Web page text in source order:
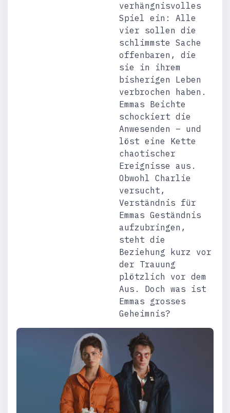
verhängnisvolles
Spiel ein: Alle
vier sollen die
schlimmste Sache
offenbaren, die
sie in ihrem
bisherigen Leben
verbrochen haben.
Emmas Beichte
schockiert die
Anwesenden – und
löst eine Kette
chaotischer
Ereignisse aus.
Obwohl Charlie
versucht,
Verständnis für
Emmas Geständnis
aufzubringen,
steht die
Beziehung kurz vor
der Trauung
plötzlich vor dem
Aus. Doch was ist
Emmas grosses
Geheimnis?